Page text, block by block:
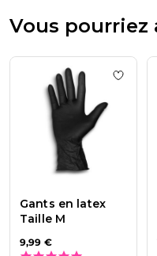
Vous pourriez
Add to
Gants en latex
Taille M
9,99 €